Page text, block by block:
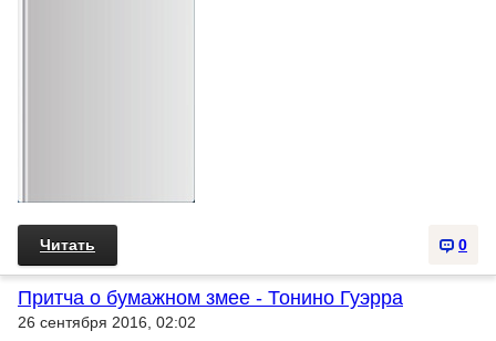
0
Читать
Притча о бумажном змее - Тонино Гуэрра
26 сентября 2016, 02:02